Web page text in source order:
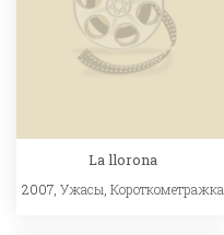
La llorona
2007, Ужасы Короткометражка